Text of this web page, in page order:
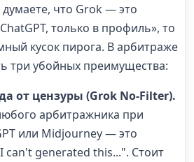
что Grok — это
только в профиль», то
кусок пирога. В арбитраже
три убойных преимущества:
от цензуры (Grok No-Filter).
арбитражника при
или Midjourney — это
can't generated this...". Стоит